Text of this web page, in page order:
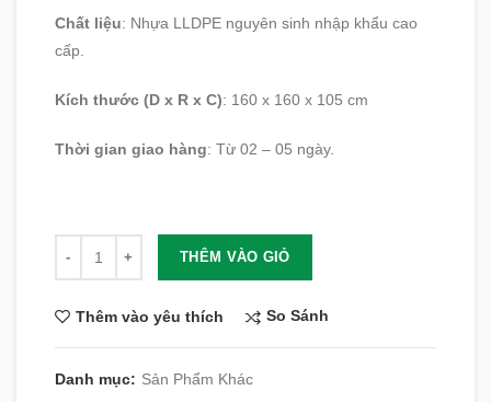
Chất liệu: Nhựa LLDPE nguyên sinh nhập khẩu cao
cấp.
Kích thước (D x R x C): 160 x 160 x 105 cm
Thời gian giao hàng: Từ 02 – 05 ngày.
THÊM VÀO GIỎ
Thêm vào yêu thích So Sánh
Danh mục: Sản Phẩm Khác